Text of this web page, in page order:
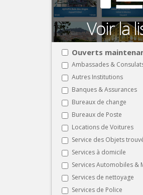
Ouverts
Ambassades &
Autres Institutions
Banques & Assurances
Bureaux de change
Bureaux de Poste
Locations de Voitures
Service des Objets
Services à domicile
Services Automobiles &
Services de nettoyage
Services de Police